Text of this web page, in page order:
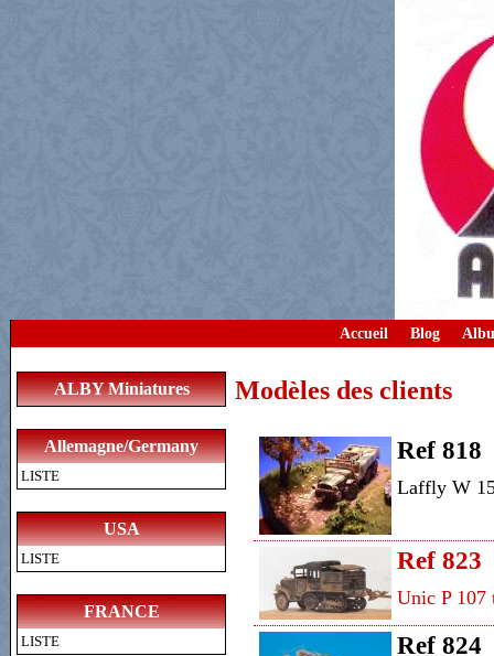
Accueil Blog
ALBY Miniatures
Allemagne/Germany
LISTE
USA
LISTE
FRANCE
LISTE
Modèles des clients
Ref 818
Laffly W
Ref 823
Unic P 107
Ref 824